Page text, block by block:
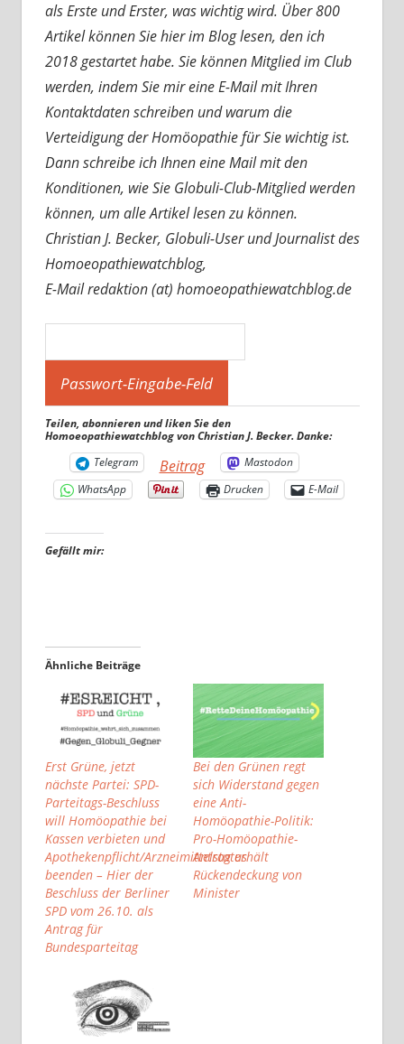
als Erste und Erster, was wichtig wird. Über 800
Artikel können Sie hier im Blog lesen, den ich
2018 gestartet habe. Sie können Mitglied im Club
werden, indem Sie mir eine E-Mail mit Ihren
Kontaktdaten schreiben und warum die
Verteidigung der Homöopathie für Sie wichtig ist.
Dann schreibe ich Ihnen eine Mail mit den
Konditionen, wie Sie Globuli-Club-Mitglied werden
können, um alle Artikel lesen zu können.
Christian J. Becker, Globuli-User und Journalist des
Homoeopathiewatchblog,
E-Mail redaktion (at) homoeopathiewatchblog.de
Teilen, abonnieren und liken Sie den
Homoeopathiewatchblog von Christian J. Becker. Danke:
Telegram
Beitrag
Mastodon
WhatsApp
Drucken E-Mail
Gefällt mir:
Ähnliche Beiträge
Erst Grüne, jetzt
nächste Partei: SPD-
Parteitags-Beschluss
will Homöopathie bei
Kassen verbieten und
Apothekenpflicht/Arzneimittelstatus
beenden – Hier der
Beschluss der Berliner
SPD vom 26.10. als
Antrag für
Bundesparteitag
Bei den Grünen regt
sich Widerstand gegen
eine Anti-
Homöopathie-Politik:
Pro-Homöopathie-
Antrag erhält
Rückendeckung von
Minister